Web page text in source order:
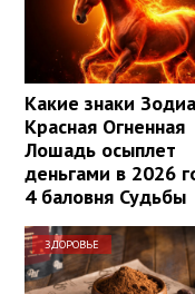
Какие знаки
Красная Огненная
Лошадь осыплет
деньгами в 2026
4 баловня Судьбы
ЗДОРОВЬЕ